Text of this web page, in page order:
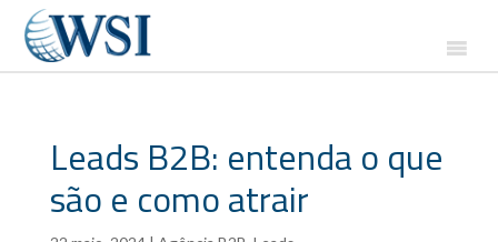
Leads B2B: entenda o que
são e como atrair